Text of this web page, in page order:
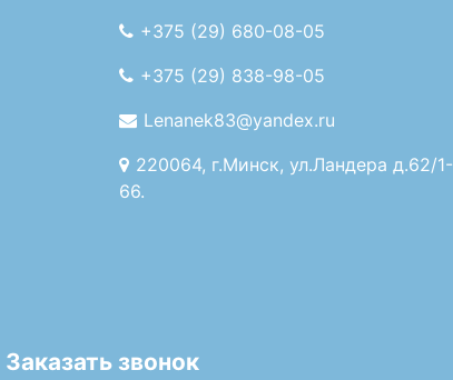
+375 (29) 680-08-05
+375 (29) 838-98-05
Lenanek83@yandex.ru
220064, г.Минск, ул.Ландера д.62/1-
66.
Заказать звонок